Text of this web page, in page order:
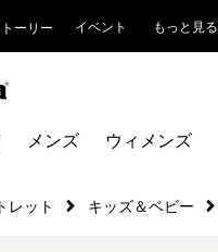
ーリー イベント もっと見る
メンズ ウィメンズ
レット キッズ＆ベビー